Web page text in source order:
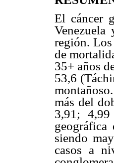
El cáncer
región. Los
de
35+ años
53,6
más del
3,91; 4,99
siendo
casos a